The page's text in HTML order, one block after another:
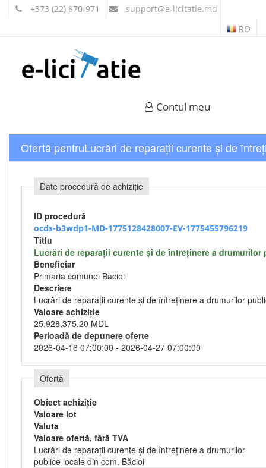
+373 (22) 870-971 support@e-licitatie.md
RO
Contul meu
Ofertă pentruLucrări de reparații curente și de
Date procedură de achiziție
ID procedură
ocds-b3wdp1-MD-1775128428007-EV-1775455796219
Titlu
Lucrări de reparații curente și de întreținere a
Beneficiar
Primaria comunei Bacioi
Descriere
Lucrări de reparații curente și de întreținere a drumurilor
Valoare achiziție
25,928,375.20 MDL
Perioadă de depunere oferte
2026-04-16 07:00:00 - 2026-04-27 07:00:00
Ofertă
Obiect achiziție
Valoare lot
Valuta
Valoare ofertă, fără TVA
Lucrări de reparații curente și de întreținere a drumurilor
publice locale din com. Băcioi